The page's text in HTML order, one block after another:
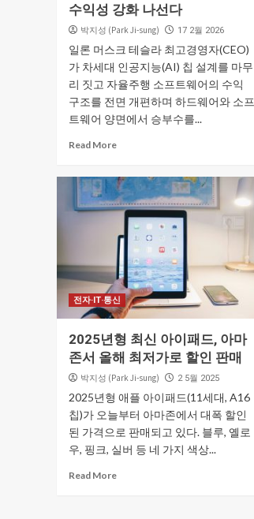
수익성 강화 나선다
박지성 (Park Ji-sung) 17 2월 2026
일론 머스크 테슬라 최고경영자(CEO)
가 차세대 인공지능(AI) 칩 설계를 마무
리 짓고 자율주행 소프트웨어의 수익
구조를 전면 개편하며 하드웨어와 소프
트웨어 양면에서 승부수를...
Read More
전자·IT·통신
2025년형 최신 아이패드, 아마
존서 올해 최저가로 할인 판매
박지성 (Park Ji-sung) 2 5월 2025
2025년형 애플 아이패드(11세대, A16
칩)가 오늘부터 아마존에서 대폭 할인
된 가격으로 판매되고 있다. 블루, 옐로
우, 핑크, 실버 등 네 가지 색상...
Read More